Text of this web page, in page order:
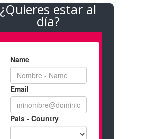
¿Quieres estar al
día?